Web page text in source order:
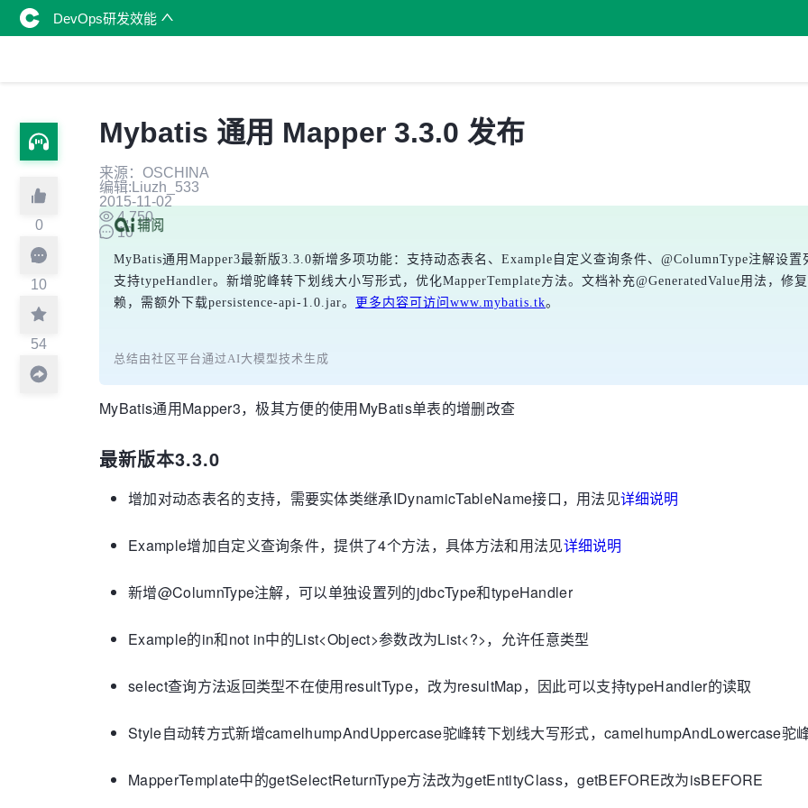
DevOps研发效能
0
10
54
Mybatis 通用 Mapper 3.3.0 发布
来源：OSCHINA
编辑:Liuzh_533
2015-11-02
4,750
10
MyBatis通用Mapper3最新版3.3.0新增多项功能：支持动态表名、Example自定义查询条件、@ColumnType注解设
支持typeHandler。新增驼峰转下划线大小写形式，优化MapperTemplate方法。文档补充@GeneratedValue用法，修
赖，需额外下载persistence-api-1.0.jar。
更多内容可访问www.mybatis.tk。
总结由社区平台通过AI大模型技术生成
MyBatis通用Mapper3，极其方便的使用MyBatis单表的增删改查
最新版本3.3.0
增加对动态表名的支持，需要实体类继承IDynamicTableName接口，用法见详细说明
Example增加自定义查询条件，提供了4个方法，具体方法和用法见详细说明
新增@ColumnType注解，可以单独设置列的jdbcType和typeHandler
Example的in和not in中的List<Object>参数改为List<?>，允许任意类型
select查询方法返回类型不在使用resultType，改为resultMap，因此可以支持typeHandler的读取
Style自动转方式新增camelhumpAndUppercase驼峰转下划线大写形式，camelhumpAndLowercase驼
MapperTemplate中的getSelectReturnType方法改为getEntityClass，getBEFORE改为isBEFORE